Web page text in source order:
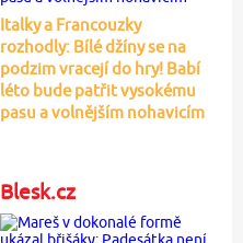
Italky a Francouzky
rozhodly: Bílé džíny se na
podzim vracejí do hry! Babí
léto bude patřit vysokému
pasu a volnějším nohavicím
Blesk.cz